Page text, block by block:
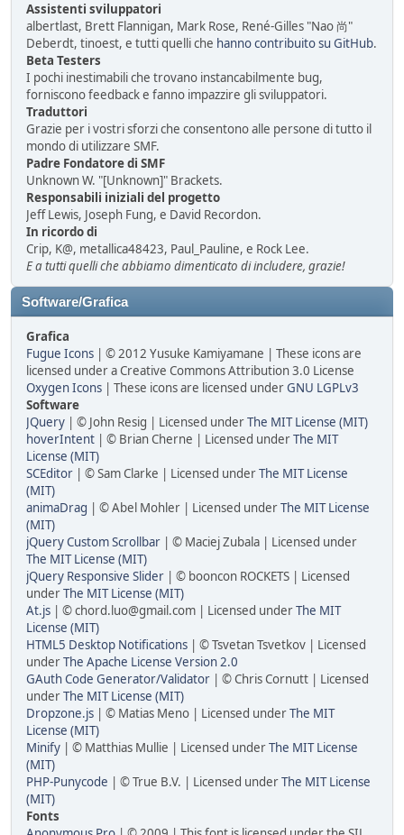
Assistenti sviluppatori
albertlast, Brett Flannigan, Mark Rose, René-Gilles "Nao 尚"
Deberdt, tinoest, e tutti quelli che hanno contribuito su GitHub.
Beta Testers
I pochi inestimabili che trovano instancabilmente bug,
forniscono feedback e fanno impazzire gli sviluppatori.
Traduttori
Grazie per i vostri sforzi che consentono alle persone di tutto il
mondo di utilizzare SMF.
Padre Fondatore di SMF
Unknown W. "[Unknown]" Brackets.
Responsabili iniziali del progetto
Jeff Lewis, Joseph Fung, e David Recordon.
In ricordo di
Crip, K@, metallica48423, Paul_Pauline, e Rock Lee.
E a tutti quelli che abbiamo dimenticato di includere, grazie!
Software/Grafica
Grafica
Fugue Icons | © 2012 Yusuke Kamiyamane | These icons are
licensed under a Creative Commons Attribution 3.0 License
Oxygen Icons | These icons are licensed underGNU LGPLv3
Software
JQuery | © John Resig | Licensed underThe MIT License (MIT)
hoverIntent | © Brian Cherne | Licensed underThe MIT
License (MIT)
SCEditor | © Sam Clarke | Licensed underThe MIT License
(MIT)
animaDrag | © Abel Mohler | Licensed underThe MIT License
(MIT)
jQuery Custom Scrollbar | © Maciej Zubala | Licensed under
The MIT License (MIT)
jQuery Responsive Slider | © booncon ROCKETS | Licensed
underThe MIT License (MIT)
At.js | © chord.luo@gmail.com | Licensed underThe MIT
License (MIT)
HTML5 Desktop Notifications | © Tsvetan Tsvetkov | Licensed
underThe Apache License Version 2.0
GAuth Code Generator/Validator | © Chris Cornutt | Licensed
underThe MIT License (MIT)
Dropzone.js | © Matias Meno | Licensed underThe MIT
License (MIT)
Minify | © Matthias Mullie | Licensed underThe MIT License
(MIT)
PHP-Punycode | © True B.V. | Licensed underThe MIT License
(MIT)
Fonts